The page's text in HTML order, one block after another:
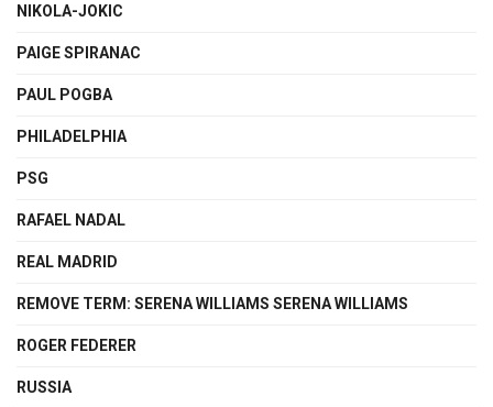
NIKOLA-JOKIC
PAIGE SPIRANAC
PAUL POGBA
PHILADELPHIA
PSG
RAFAEL NADAL
REAL MADRID
REMOVE TERM: SERENA WILLIAMS SERENA WILLIAMS
ROGER FEDERER
RUSSIA